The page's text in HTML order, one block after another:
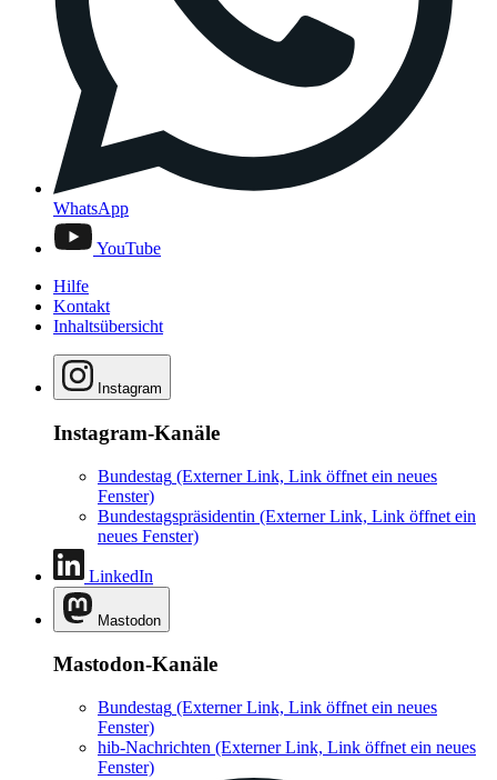
WhatsApp
YouTube
Hilfe
Kontakt
Inhaltsübersicht
Instagram
Instagram-Kanäle
Bundestag (Externer Link, Link öffnet ein neues
Fenster)
Bundestagspräsidentin (Externer Link, Link öffnet ein
neues Fenster)
LinkedIn
Mastodon
Mastodon-Kanäle
Bundestag (Externer Link, Link öffnet ein neues
Fenster)
hib-Nachrichten (Externer Link, Link öffnet ein neues
Fenster)